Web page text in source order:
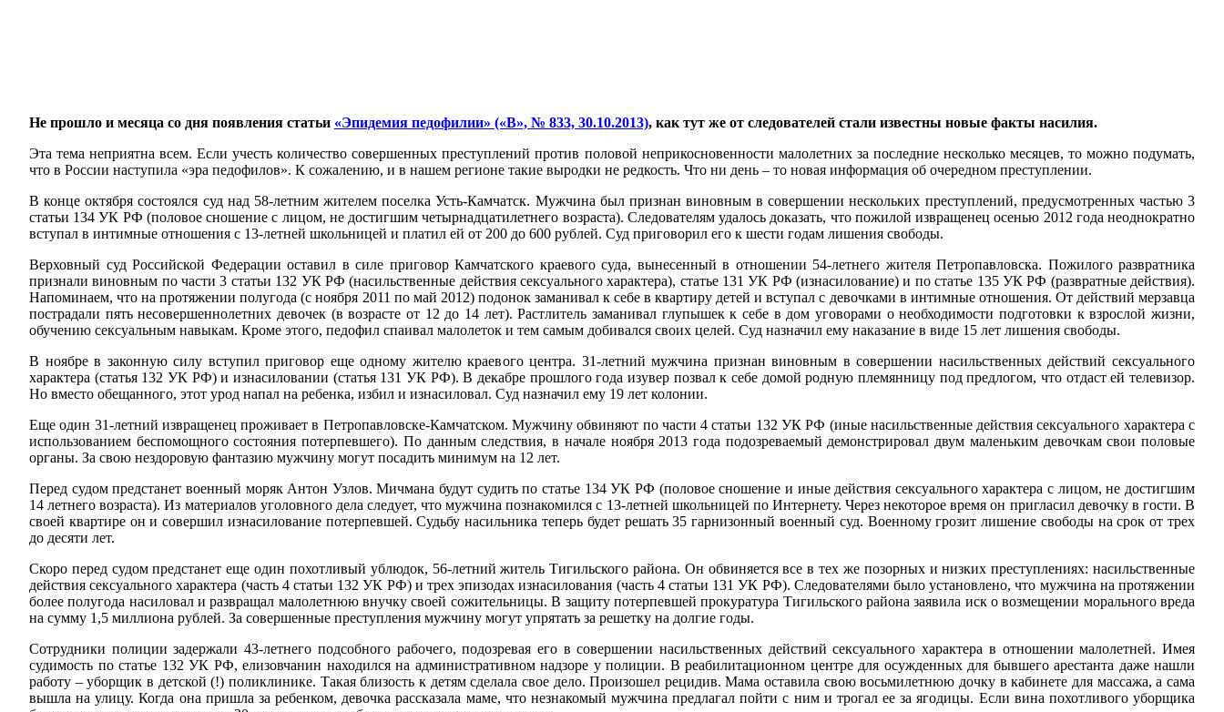
Не прошло и месяца со дня появления статьи «Эпидемия педофилии» («В», № 833, 30.10.2013), как тут же от следователей стали известны новые факты насилия.
Эта тема неприятна всем. Если учесть количество совершенных преступлений против половой неприкосновенности малолетних за последние несколько месяцев, то можно подумать,
что в России наступила «эра педофилов». К сожалению, и в нашем регионе такие выродки не редкость. Что ни день – то новая информация об очередном преступлении.
В конце октября состоялся суд над 58-летним жителем поселка Усть-Камчатск. Мужчина был признан виновным в совершении нескольких преступлений, предусмотренных частью 3
статьи 134 УК РФ (половое сношение с лицом, не достигшим четырнадцатилетнего возраста). Следователям удалось доказать, что пожилой извращенец осенью 2012 года неоднократно
вступал в интимные отношения с 13-летней школьницей и платил ей от 200 до 600 рублей. Суд приговорил его к шести годам лишения свободы.
Верховный суд Российской Федерации оставил в силе приговор Камчатского краевого суда, вынесенный в отношении 54-летнего жителя Петропавловска. Пожилого развратника
признали виновным по части 3 статьи 132 УК РФ (насильственные действия сексуального характера), статье 131 УК РФ (изнасилование) и по статье 135 УК РФ (развратные действия).
Напоминаем, что на протяжении полугода (с ноября 2011 по май 2012) подонок заманивал к себе в квартиру детей и вступал с девочками в интимные отношения. От действий мерзавца
пострадали пять несовершеннолетних девочек (в возрасте от 12 до 14 лет). Растлитель заманивал глупышек к себе в дом уговорами о необходимости подготовки к взрослой жизни,
обучению сексуальным навыкам. Кроме этого, педофил спаивал малолеток и тем самым добивался своих целей. Суд назначил ему наказание в виде 15 лет лишения свободы.
В ноябре в законную силу вступил приговор еще одному жителю краевого центра. 31-летний мужчина признан виновным в совершении насильственных действий сексуального
характера (статья 132 УК РФ) и изнасиловании (статья 131 УК РФ). В декабре прошлого года изувер позвал к себе домой родную племянницу под предлогом, что отдаст ей телевизор.
Но вместо обещанного, этот урод напал на ребенка, избил и изнасиловал. Суд назначил ему 19 лет колонии.
Еще один 31-летний извращенец проживает в Петропавловске-Камчатском. Мужчину обвиняют по части 4 статьи 132 УК РФ (иные насильственные действия сексуального характера с
использованием беспомощного состояния потерпевшего). По данным следствия, в начале ноября 2013 года подозреваемый демонстрировал двум маленьким девочкам свои половые
органы. За свою нездоровую фантазию мужчину могут посадить минимум на 12 лет.
Перед судом предстанет военный моряк Антон Узлов. Мичмана будут судить по статье 134 УК РФ (половое сношение и иные действия сексуального характера с лицом, не достигшим
14 летнего возраста). Из материалов уголовного дела следует, что мужчина познакомился с 13-летней школьницей по Интернету. Через некоторое время он пригласил девочку в гости. В
своей квартире он и совершил изнасилование потерпевшей. Судьбу насильника теперь будет решать 35 гарнизонный военный суд. Военному грозит лишение свободы на срок от трех
до десяти лет.
Скоро перед судом предстанет еще один похотливый ублюдок, 56-летний житель Тигильского района. Он обвиняется все в тех же позорных и низких преступлениях: насильственные
действия сексуального характера (часть 4 статьи 132 УК РФ) и трех эпизодах изнасилования (часть 4 статьи 131 УК РФ). Следователями было установлено, что мужчина на протяжении
более полугода насиловал и развращал малолетнюю внучку своей сожительницы. В защиту потерпевшей прокуратура Тигильского района заявила иск о возмещении морального вреда
на сумму 1,5 миллиона рублей. За совершенные преступления мужчину могут упрятать за решетку на долгие годы.
Сотрудники полиции задержали 43-летнего подсобного рабочего, подозревая его в совершении насильственных действий сексуального характера в отношении малолетней. Имея
судимость по статье 132 УК РФ, елизовчанин находился на административном надзоре у полиции. В реабилитационном центре для осужденных для бывшего арестанта даже нашли
работу – уборщик в детской (!) поликлинике. Такая близость к детям сделала свое дело. Произошел рецидив. Мама оставила свою восьмилетнюю дочку в кабинете для массажа, а сама
вышла на улицу. Когда она пришла за ребенком, девочка рассказала маме, что незнакомый мужчина предлагал пойти с ним и трогал ее за ягодицы. Если вина похотливого уборщика